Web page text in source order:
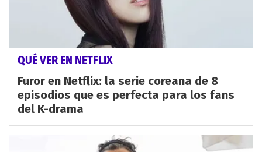
QUÉ VER EN NETFLIX
Furor en Netflix: la serie coreana de 8
episodios que es perfecta para los fans
del K-drama